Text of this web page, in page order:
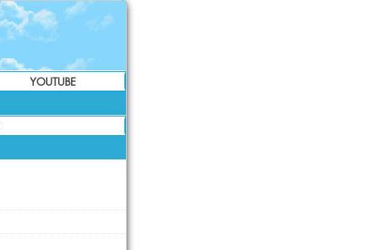
YOUTUBE